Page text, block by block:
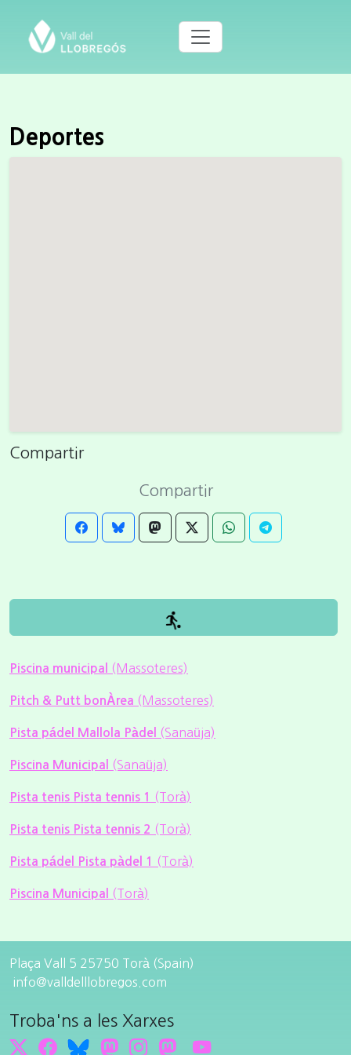
Deportes
Compartir
Compartir
Piscina municipal (Massoteres)
Pitch & Putt bonÀrea (Massoteres)
Pista pádel Mallola Pàdel (Sanaüja)
Piscina Municipal (Sanaüja)
Pista tenis Pista tennis 1 (Torà)
Pista tenis Pista tennis 2 (Torà)
Pista pádel Pista pàdel 1 (Torà)
Piscina Municipal (Torà)
Plaça Vall 5 25750 Torà (Spain)
info@valldelllobregos.com
Troba'ns a les Xarxes